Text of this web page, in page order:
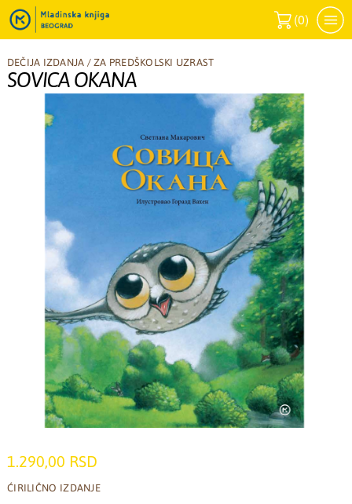
(0)
DEČIJA IZDANJA /ZA PREDŠKOLSKI UZRAST
SOVICA OKANA
1.290,00 RSD
ĆIRILIČNO IZDANJE